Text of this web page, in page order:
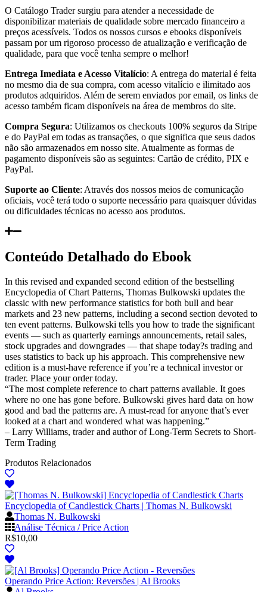
O Catálogo Trader surgiu para atender a necessidade de
disponibilizar materiais de qualidade sobre mercado financeiro a
preços acessíveis. Todos os nossos cursos e ebooks disponíveis
passam por um rigoroso processo de atualização e verificação de
qualidade, para que você tenha sempre o melhor!
Entrega Imediata e Acesso Vitalício: A entrega do material é feita
no mesmo dia de sua compra, com acesso vitalício e ilimitado aos
produtos adquiridos. Além de serem enviados por email, os links de
acesso também ficam disponíveis na área de membros do site.
Compra Segura: Utilizamos os checkouts 100% seguros da Stripe
e do PayPal em todas as transações, o que significa que seus dados
não são armazenados em nosso site. Atualmente as formas de
pagamento disponíveis são as seguintes: Cartão de crédito, PIX e
PayPal.
Suporte ao Cliente: Através dos nossos meios de comunicação
oficiais, você terá todo o suporte necessário para quaisquer dúvidas
ou dificuldades técnicas no acesso aos produtos.
Conteúdo Detalhado do Ebook
In this revised and expanded second edition of the bestselling
Encyclopedia of Chart Patterns, Thomas Bulkowski updates the
classic with new performance statistics for both bull and bear
markets and 23 new patterns, including a second section devoted to
ten event patterns. Bulkowski tells you how to trade the significant
events — such as quarterly earnings announcements, retail sales,
stock upgrades and downgrades — that shape today?s trading and
uses statistics to back up his approach. This comprehensive new
edition is a must-have reference if you’re a technical investor or
trader. Place your order today.
“The most complete reference to chart patterns available. It goes
where no one has gone before. Bulkowski gives hard data on how
good and bad the patterns are. A must-read for anyone that’s ever
looked at a chart and wondered what was happening.”
– Larry Williams, trader and author of Long-Term Secrets to Short-
Term Trading
Produtos Relacionados
Encyclopedia of Candlestick Charts | Thomas N. Bulkowski
Thomas N. Bulkowski
Análise Técnica / Price Action
R$10,00
Operando Price Action: Reversões | Al Brooks